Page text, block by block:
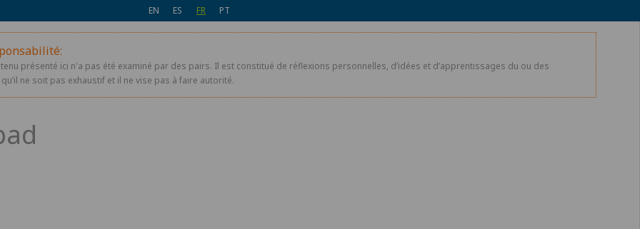
EN ES FR PT
présenté ici n'a pas été examiné par des pairs. Il est constitué de réflexions personnelles, d’idées et d’apprentissages du ou des
ne soit pas exhaustif et il ne vise pas à faire autorité.